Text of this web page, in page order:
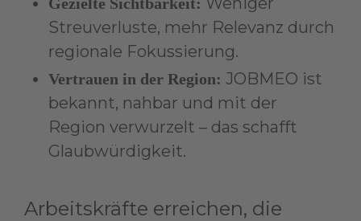
Streuverluste, mehr Relevanz durch
regionale Fokussierung.
Vertrauen in der Region: JOBMEO ist
bekannt, nahbar und mit der
Region verwurzelt – das schafft
Glaubwürdigkeit.
Arbeitskräfte erreichen, die